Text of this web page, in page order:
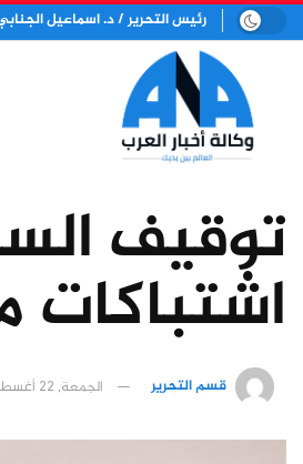
رئيس التحرير / د. اسماعيل
توقيف
قسم التحرير الجمعة, 22 أغسطس , 2025 الساعة 11:19 صباحًا (مكة المكرمة)